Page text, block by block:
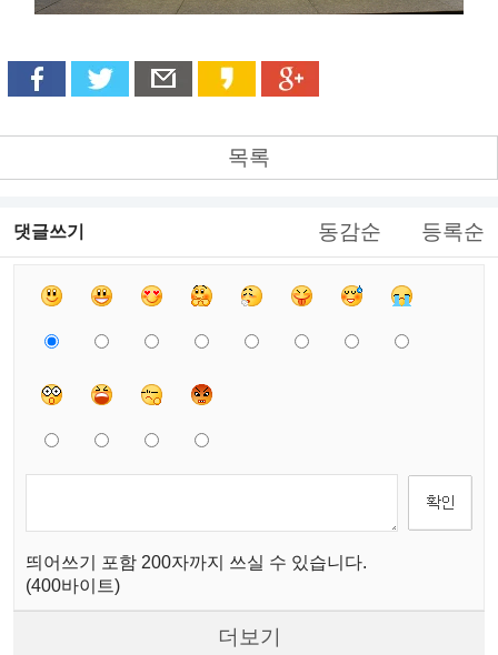
목록
댓글쓰기 동감순 등록순
띄어쓰기 포함 200자까지 쓰실 수 있습니다.
(400바이트)
더보기